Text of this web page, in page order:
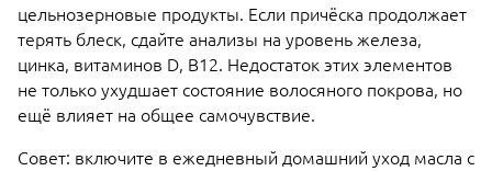
цельнозерновые продукты. Если причёска продолжает
терять блеск, сдайте анализы на уровень железа,
цинка, витаминов D, В12. Недостаток этих элементов
не только ухудшает состояние волосяного покрова, но
ещё влияет на общее самочувствие.
Совет: включите в ежедневный домашний уход масла с